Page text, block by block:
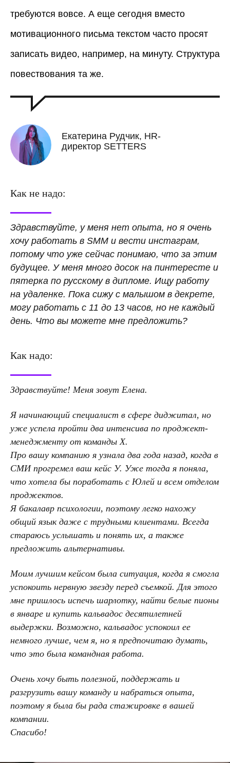
требуются вовсе. А еще сегодня вместо
мотивационного письма текстом часто просят
записать видео, например, на минуту. Структура
повествования та же.
Екатерина Рудчик, HR-
директор SETTERS
Как не надо:
Здравствуйте, у меня нет опыта, но я очень
хочу работать в SMM и вести инстаграм,
потому что уже сейчас понимаю, что за этим
будущее. У меня много досок на пинтересте и
пятерка по русскому в дипломе. Ищу работу
на удаленке. Пока сижу с малышом в декрете,
могу работать с 11 до 13 часов, но не каждый
день. Что вы можете мне предложить?
Как надо:
Здравствуйте! Меня зовут Елена.
Я начинающий специалист в сфере диджитал, но
уже успела пройти два интенсива по проджект-
менеджменту от команды Х.
Про вашу компанию я узнала два года назад, когда в
СМИ прогремел ваш кейс У. Уже тогда я поняла,
что хотела бы поработать с Юлей и всем отделом
проджектов.
Я бакалавр психологии, поэтому легко нахожу
общий язык даже с трудными клиентами. Всегда
стараюсь услышать и понять их, а также
предложить альтернативы.
Моим лучшим кейсом была ситуация, когда я смогла
успокоить нервную звезду перед съемкой. Для этого
мне пришлось испечь шарлотку, найти белые пионы
в январе и купить кальвадос десятилетней
выдержки. Возможно, кальвадос успокоил ее
немного лучше, чем я, но я предпочитаю думать,
что это была командная работа.
Очень хочу быть полезной, поддержать и
разгрузить вашу команду и набраться опыта,
поэтому я была бы рада стажировке в вашей
компании.
Спасибо!